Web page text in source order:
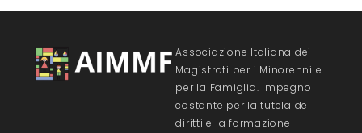
Associazione Italiana dei
Magistrati per i Minorenni e
per la Famiglia. Impegno
costante per la tutela dei
diritti e la formazione